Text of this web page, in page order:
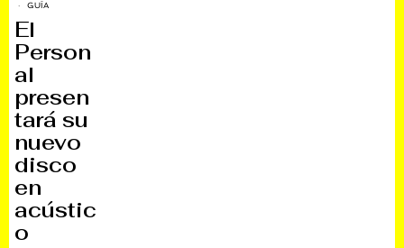
GUÍA
El
Person
al
presen
tará su
nuevo
disco
en
acústic
o